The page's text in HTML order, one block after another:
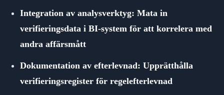
Integration av analysverktyg: Mata in
verifieringsdata i BI-system för att korrelera med
andra affärsmått
Dokumentation av efterlevnad: Upprätthålla
verifieringsregister för regelefterlevnad